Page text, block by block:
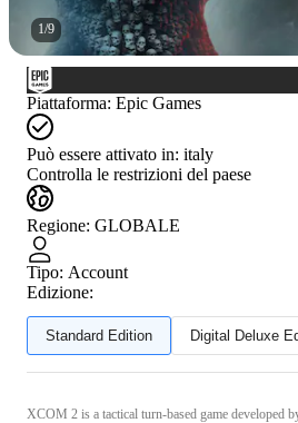
1/9
Piattaforma: Epic Games
Può essere attivato in: italy
Controlla le restrizioni del paese
Regione: GLOBALE
Tipo: Account
Edizione:
Standard Edition Digital Deluxe
XCOM 2 is a tactical turn-based game developed